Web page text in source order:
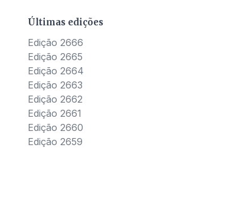
Últimas edições
Edição 2666
Edição 2665
Edição 2664
Edição 2663
Edição 2662
Edição 2661
Edição 2660
Edição 2659